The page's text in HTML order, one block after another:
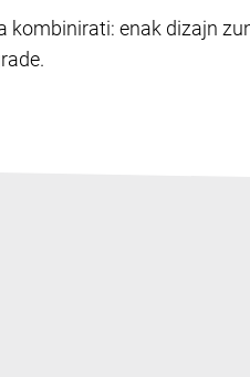
kombinirati: enak dizajn